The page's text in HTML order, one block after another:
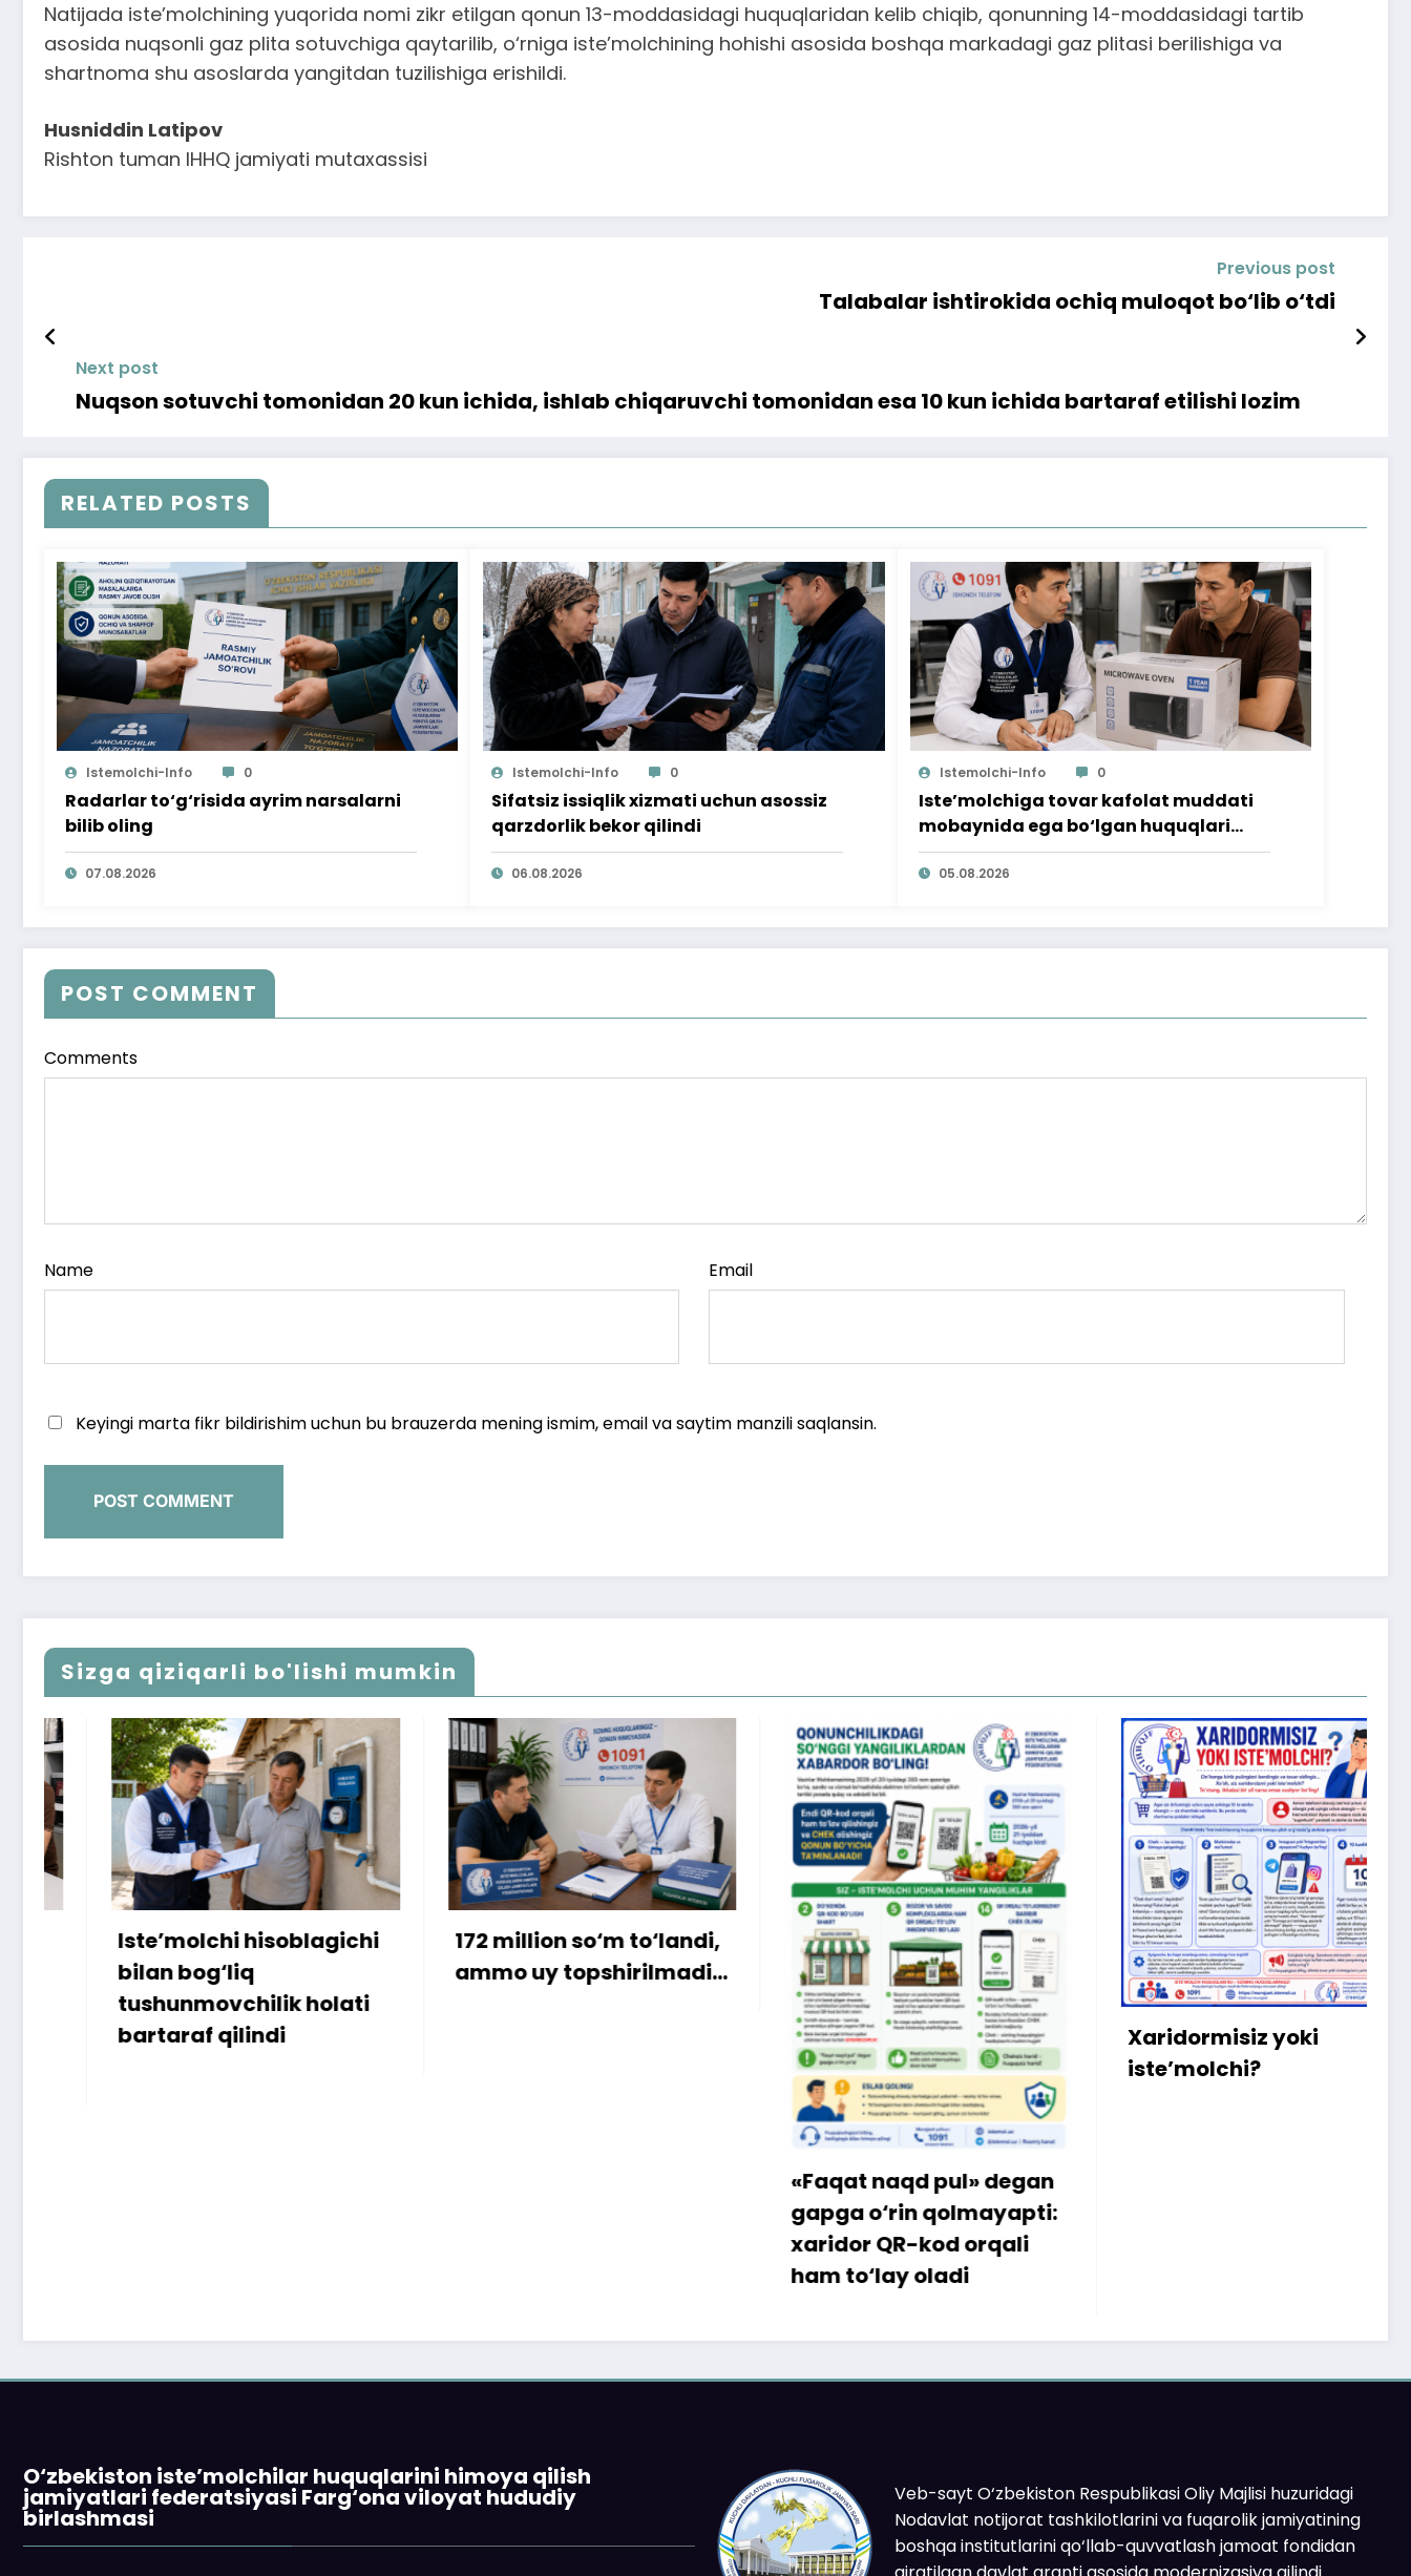
Natijada iste’molchining yuqorida nomi zikr etilgan qonun 13-moddasidagi huquqlaridan kelib chiqib, qonunning 14-moddasidagi tartib
asosida nuqsonli gaz plita sotuvchiga qaytarilib, o‘rniga iste’molchining hohishi asosida boshqa markadagi gaz plitasi berilishiga va
shartnoma shu asoslarda yangitdan tuzilishiga erishildi.
Husniddin Latipov
Rishton tuman IHHQ jamiyati mutaxassisi
Previous post
Talabalar ishtirokida ochiq muloqot bo‘lib o‘tdi
Next post
Nuqson sotuvchi tomonidan 20 kun ichida, ishlab chiqaruvchi tomonidan esa 10 kun ichida bartaraf etilishi lozim
RELATED POSTS
Istemolchi-Info 0
Radarlar to‘g‘risida ayrim narsalarni
bilib oling
07.08.2026
Istemolchi-Info 0
Sifatsiz issiqlik xizmati uchun asossiz
qarzdorlik bekor qilindi
06.08.2026
Istemolchi-Info 0
Iste’molchiga tovar kafolat muddati
mobaynida ega bo‘lgan huquqlari
ta’minlab berildi
05.08.2026
POST COMMENT
Comments
Name Email
Keyingi marta fikr bildirishim uchun bu brauzerda mening ismim, email va saytim manzili saqlansin.
Sizga qiziqarli bo'lishi mumkin
Iste’molchi hisoblagichi
bilan bog‘liq
tushunmovchilik holati
bartaraf qilindi
172 million so‘m to‘landi,
ammo uy topshirilmadi…
«Faqat naqd pul» degan
gapga o‘rin qolmayapti:
xaridor QR-kod orqali
ham to‘lay oladi
Xaridormisiz yoki
iste’molchi?
O‘zbekiston iste’molchilar huquqlarini himoya qilish
jamiyatlari federatsiyasi Farg‘ona viloyat hududiy
birlashmasi
Veb-sayt O‘zbekiston Respublikasi Oliy Majlisi huzuridagi
Nodavlat notijorat tashkilotlarini va fuqarolik jamiyatining
boshqa institutlarini qo‘llab-quvvatlash jamoat fondidan